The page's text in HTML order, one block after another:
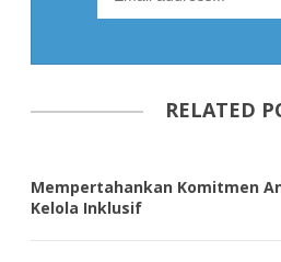
RELATED
Mempertahankan Komitmen
Kelola Inklusif